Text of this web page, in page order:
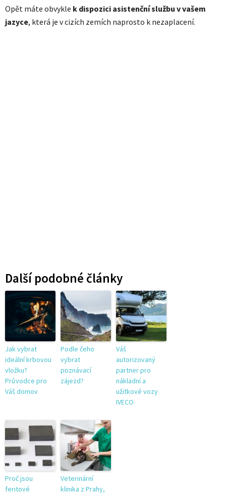
Opět máte obvykle k dispozici asistenční službu v vašem
jazyce, která je v cizích zemích naprosto k nezaplacení.
Další podobné články
Jak vybrat
ideální krbovou
vložku?
Průvodce pro
Váš domov
Podle čeho
vybrat
poznávací
zájezd?
Váš
autorizovaný
partner pro
nákladní a
užitkové vozy
IVECO
Proč jsou
feritové
Veterinární
klinika z Prahy,